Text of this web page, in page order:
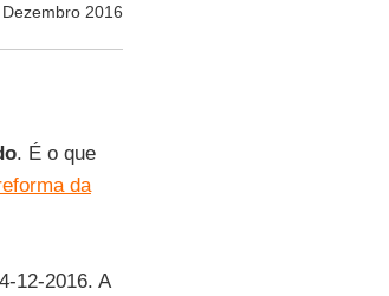
2016
. É o que
da
12-2016. A